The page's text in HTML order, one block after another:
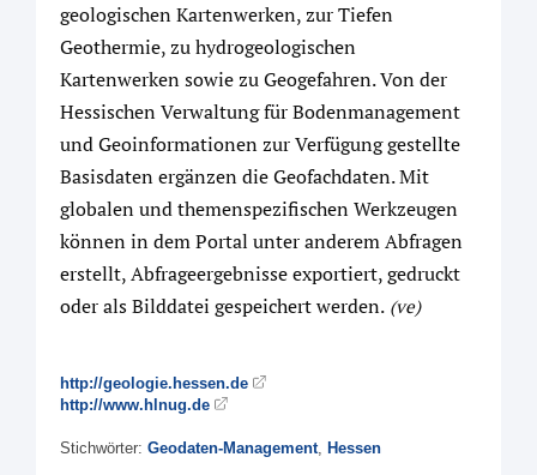
geologischen Kartenwerken, zur Tiefen
Geothermie, zu hydrogeologischen
Kartenwerken sowie zu Geogefahren. Von der
Hessischen Verwaltung für Bodenmanagement
und Geoinformationen zur Verfügung gestellte
Basisdaten ergänzen die Geofachdaten. Mit
globalen und themenspezifischen Werkzeugen
können in dem Portal unter anderem Abfragen
erstellt, Abfrageergebnisse exportiert, gedruckt
oder als Bilddatei gespeichert werden. (ve)
http://geologie.hessen.de
http://www.hlnug.de
Stichwörter: Geodaten-Management, Hessen